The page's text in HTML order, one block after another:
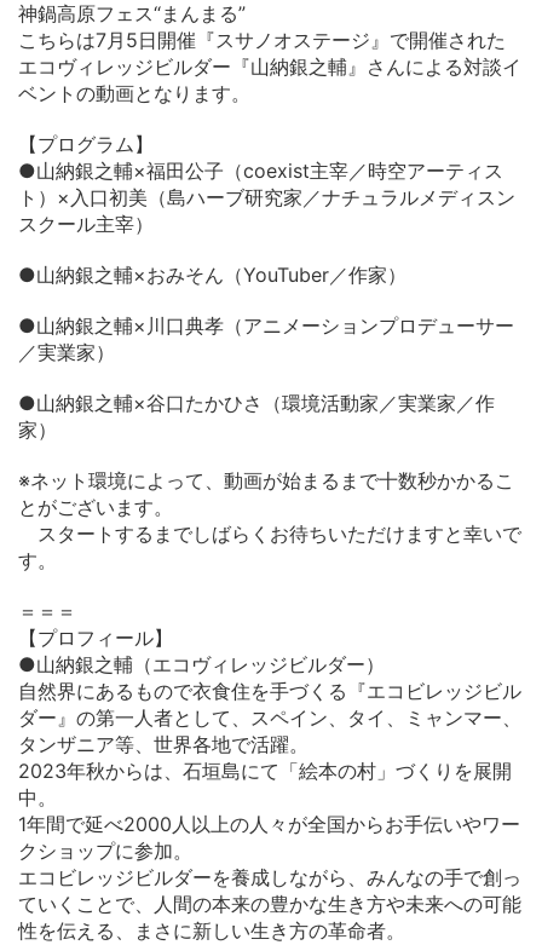
神鍋高原フェス“まんまる”
こちらは7月5日開催『スサノオステージ』で開催された
エコヴィレッジビルダー『山納銀之輔』さんによる対談イ
ベントの動画となります。
【プログラム】
●山納銀之輔×福田公子（coexist主宰／時空アーティス
ト）×入口初美（島ハーブ研究家／ナチュラルメディスン
スクール主宰）
●山納銀之輔×おみそん（YouTuber／作家）
●山納銀之輔×川口典孝（アニメーションプロデューサー
／実業家）
●山納銀之輔×谷口たかひさ（環境活動家／実業家／作
家）
※ネット環境によって、動画が始まるまで十数秒かかるこ
とがございます。
スタートするまでしばらくお待ちいただけますと幸いで
す。
＝＝＝
【プロフィール】
●山納銀之輔（エコヴィレッジビルダー）
自然界にあるもので衣食住を手づくる『エコビレッジビル
ダー』の第一人者として、スペイン、タイ、ミャンマー、
タンザニア等、世界各地で活躍。
2023年秋からは、石垣島にて「絵本の村」づくりを展開
中。
1年間で延べ2000人以上の人々が全国からお手伝いやワー
クショップに参加。
エコビレッジビルダーを養成しながら、みんなの手で創っ
ていくことで、人間の本来の豊かな生き方や未来への可能
性を伝える、まさに新しい生き方の革命者。